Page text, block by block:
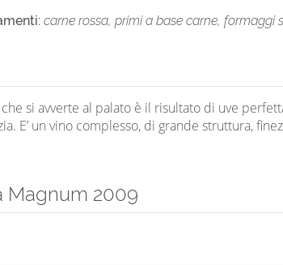
carne rossa, primi a base carne, formaggi
si avverte al palato è il risultato di uve
E’ un vino complesso, di grande struttura,
Magnum 2009